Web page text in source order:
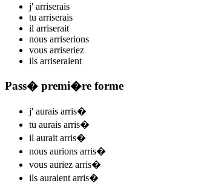
j' arriserais
tu arriserais
il arriserait
nous arriserions
vous arriseriez
ils arriseraient
Pass� premi�re forme
j' aurais arris�
tu aurais arris�
il aurait arris�
nous aurions arris�
vous auriez arris�
ils auraient arris�